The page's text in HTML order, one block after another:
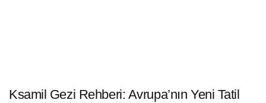
Ksamil Gezi Rehberi: Avrupa’nın Yeni Tatil